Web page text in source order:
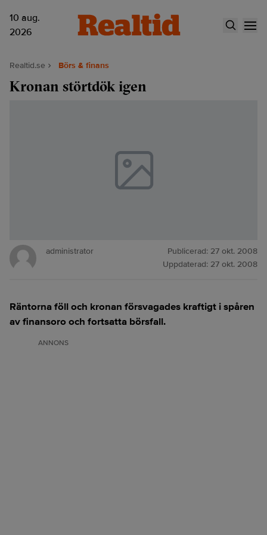
10 aug.
2026
Realtid.se Börs & finans
Kronan störtdök igen
administrator Publicerad: 27 okt. 2008
Uppdaterad: 27 okt. 2008
Räntorna föll och kronan försvagades kraftigt i spåren
av finansoro och fortsatta börsfall.
ANNONS